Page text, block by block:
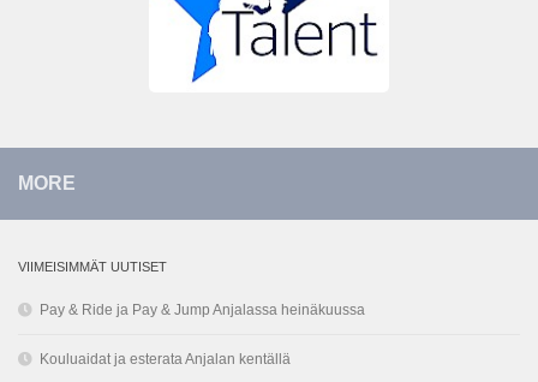
MORE
VIIMEISIMMÄT UUTISET
Pay & Ride ja Pay & Jump Anjalassa heinäkuussa
Kouluaidat ja esterata Anjalan kentällä